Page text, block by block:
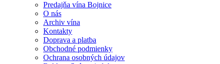
Predajňa vína Bojnice
O nás
Archiv vína
Kontakty
Doprava a platba
Obchodné podmienky
Ochrana osobných údajov